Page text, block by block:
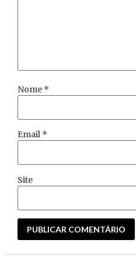
Nome *
Email *
Site